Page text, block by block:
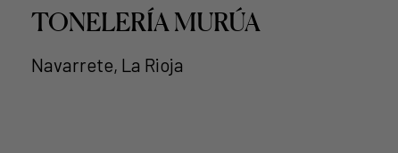
TONELERÍA MURÚA
Navarrete, La Rioja